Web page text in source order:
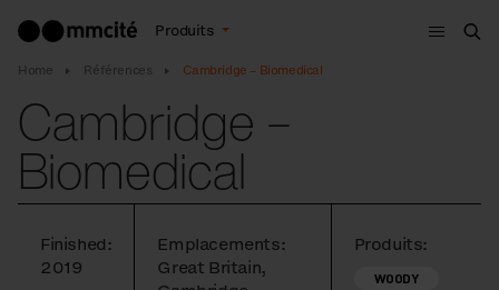
Produits
Menu
Home Références Cambridge – Biomedical
Cambridge –
Biomedical
Finished:
2019
Emplacements:
Great Britain,
Produits:
WOODY